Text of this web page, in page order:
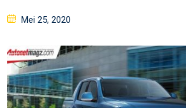
Posted
Mei 25, 2020